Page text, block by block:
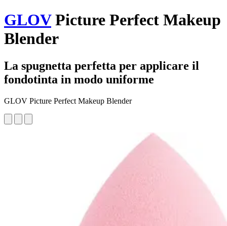
GLOVPicture Perfect Makeup
Blender
La spugnetta perfetta per applicare il
fondotinta in modo uniforme
GLOV Picture Perfect Makeup Blender